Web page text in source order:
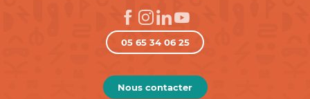
05 65 34 06 25
Nous contacter